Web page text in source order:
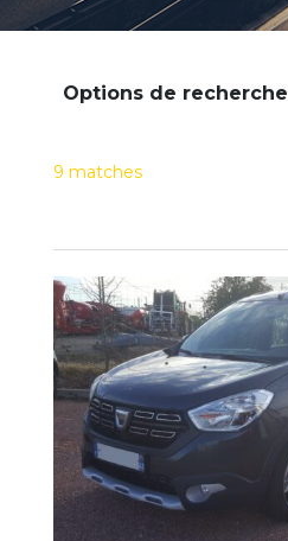
Options de recherche
9 matches